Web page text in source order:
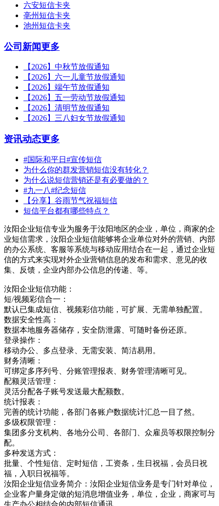
六安短信卡夹
亳州短信卡夹
池州短信卡夹
公司新闻更多
【2026】中秋节放假通知
【2026】六一儿童节放假通知
【2026】端午节放假通知
【2026】五一劳动节放假通知
【2026】清明节放假通知
【2026】三八妇女节放假通知
资讯动态更多
#国际和平日#宣传短信
为什么你的群发营销短信没有转化？
为什么说短信营销还是有必要做的？
#九一八#纪念短信
【分享】谷雨节气祝福短信
短信平台都有哪些特点？
汝阳企业短信专业为服务于汝阳地区的企业，单位，商家的企
业短信需求，汝阳企业短信能够将企业单位对外的营销、内部
的办公系统、客服等系统与移动应用结合在一起，通过企业短
信的方式来实现对外企业营销信息的发布和需求、意见的收
集、反馈，企业内部办公信息的传递、等。
汝阳企业短信功能：
短/视频彩信合一：
默认已集成短信、视频彩信功能，可扩展、无需单独配置。
数据安全性高：
数据本地服务器储存，安全防泄露、可随时备份还原。
登录操作：
移动办公、多点登录、无需安装、简洁易用。
财务清晰：
可绑定多序列号、分账管理报表、财务管理清晰可见。
配额灵活管理：
灵活分配各子账号发送最大配额数。
统计报表：
完善的统计功能，各部门各账户数据统计汇总一目了然。
多级权限管理：
集团多分支机构、各地分公司、各部门、众雇员等权限控制分
配。
多种发送方式：
批量、个性短信、定时短信，工资条，生日祝福，会员日祝
福，入职日祝福等。
汝阳企业短信业务简介：汝阳企业短信业务是专门针对单位，
企业客户量身定做的短消息增值业务，单位，企业，商家可与
生产办公相结合的内部短信通讯，